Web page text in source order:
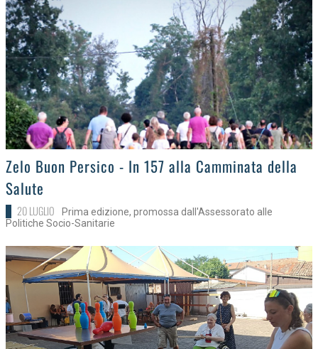
>
Zelo Buon Persico - In 157 alla Camminata della
Salute
20 LUGLIO
Prima edizione, promossa dall'Assessorato alle
Politiche Socio-Sanitarie